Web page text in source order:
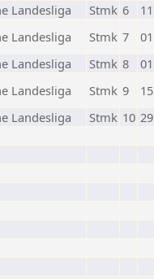
Landesliga Stmk 6
Landesliga Stmk 7
Landesliga Stmk 8
Landesliga Stmk 9
Landesliga Stmk 10